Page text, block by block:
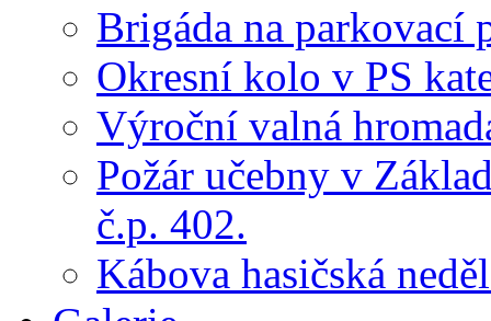
Brigáda na parkovací
Okresní kolo v PS
Výroční valná
Požár učebny v
č.p. 402.
Kábova hasičská